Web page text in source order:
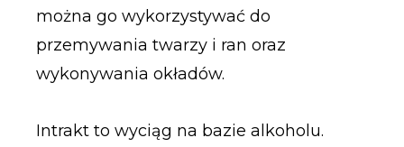
można go wykorzystywać do
przemywania twarzy i ran oraz
wykonywania okładów.
Intrakt to wyciąg na bazie alkoholu.